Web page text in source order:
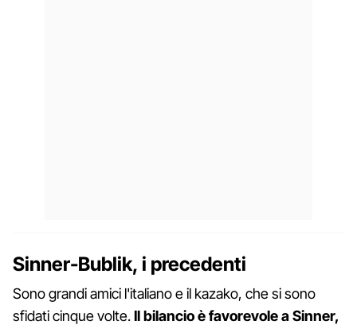
Sinner-Bublik, i precedenti
Sono grandi amici l'italiano e il kazako, che si sono
sfidati cinque volte.Il bilancio è favorevole a Sinner,